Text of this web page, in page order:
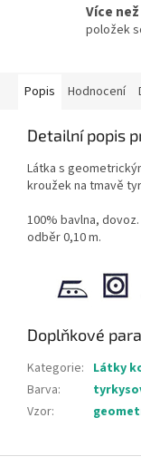
Více
položek
Popis Hodnocení
Detailní popis
Látka s
kroužek na tmavě
100% bavlna,
odběr 0,10 m.
Doplňkové
Kategorie: Látky
Barva:
Vzor: